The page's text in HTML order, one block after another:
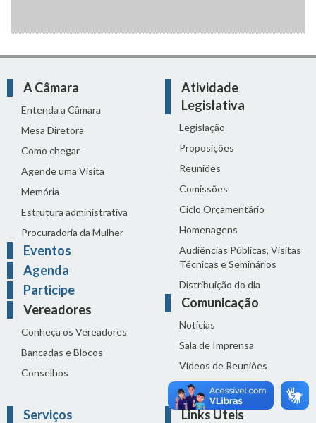
A Câmara
Entenda a Câmara
Mesa Diretora
Como chegar
Agende uma Visita
Memória
Estrutura administrativa
Procuradoria da Mulher
Eventos
Agenda
Participe
Vereadores
Conheça os Vereadores
Bancadas e Blocos
Conselhos
Atividade
Legislativa
Legislação
Proposições
Reuniões
Comissões
Ciclo Orçamentário
Homenagens
Audiências Públicas, Visitas
Técnicas e Seminários
Distribuição do dia
Comunicação
Notícias
Sala de Imprensa
Vídeos de Reuniões
Solenidades
Serviços Links Úteis